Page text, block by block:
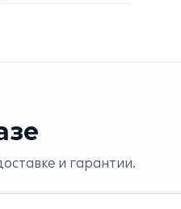
и гарантии.